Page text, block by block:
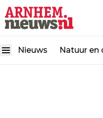
Nieuws Natuur en